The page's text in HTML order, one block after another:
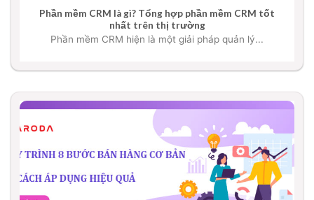
Phần mềm CRM là gì? Tổng hợp phần mềm CRM tốt
nhất trên thị trường
Phần mềm CRM hiện là một giải pháp quản lý...